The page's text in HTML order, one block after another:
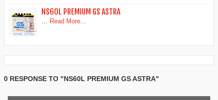
NS60L PREMIUM GS ASTRA
… Read More...
0 RESPONSE TO "NS60L PREMIUM GS ASTRA"